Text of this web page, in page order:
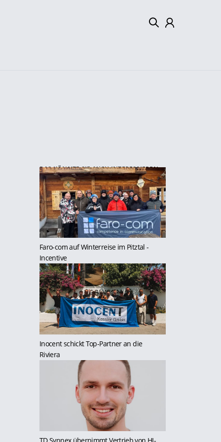
DAS KÖNNTE SIE AUCH INTERESSIEREN:
Faro-com auf Winterreise im Pitztal -
Incentive
Inocent schickt Top-Partner an die
Riviera